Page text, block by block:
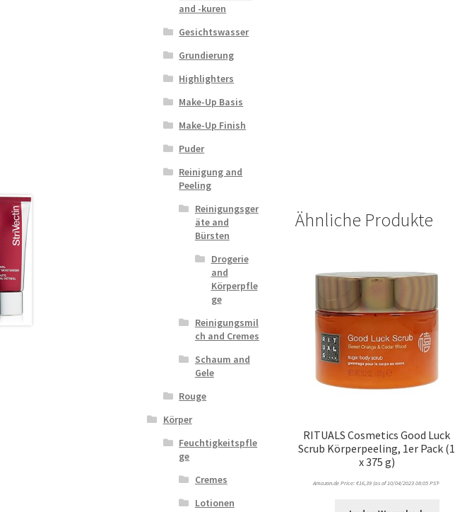
Ähnliche Produkte
RITUALS Cosmetics Good Luck
Scrub Körperpeeling, 1er Pack (1
x 375 g)
Amazon.de Price:€16,39 (as of 10/04/2023 08:05 PST-
and -kuren
Gesichtswasser
Grundierung
Highlighters
Make-Up Basis
Make-Up Finish
Puder
Reinigung and
Peeling
Reinigungsger
äte and
Bürsten
Drogerie
and
Körperpfle
ge
Reinigungsmil
ch and Cremes
Schaum and
Gele
Rouge
Körper
Feuchtigkeitspfle
ge
Cremes
Lotionen